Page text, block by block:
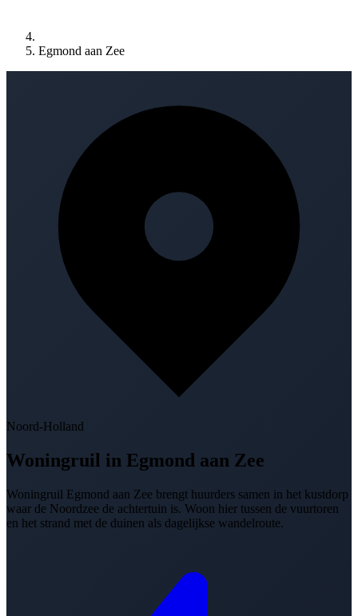
Egmond aan Zee
Noord-Holland
Woningruil in Egmond aan Zee
Woningruil Egmond aan Zee brengt huurders samen in het kustdorp
waar de Noordzee de achtertuin is. Woon hier tussen de vuurtoren
en het strand met de duinen als dagelijkse wandelroute.